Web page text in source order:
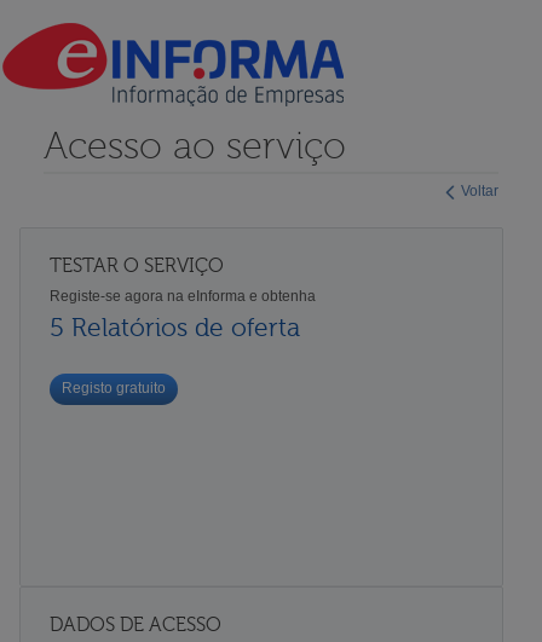
Voltar
Acesso ao serviço
TESTAR O SERVIÇO
Registe-se agora na eInforma e obtenha
5 Relatórios de oferta
Registo gratuito
DADOS DE ACESSO